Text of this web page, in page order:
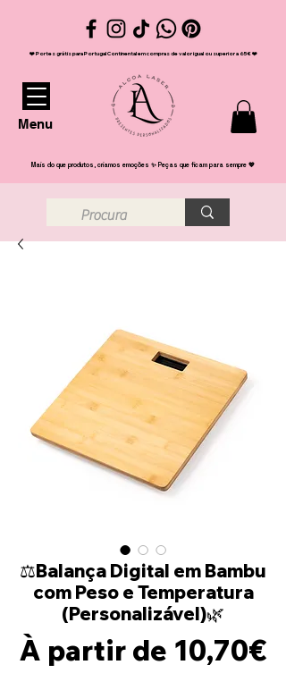
❤️ Portes grátis para Portugal Continental em compras de valor igual ou superior a 65€ ❤️
Menu
Mais do que produtos, criamos emoções ✨ Peças que ficam para sempre 💖
⚖️Balança Digital em Bambu
com Peso e Temperatura
(Personalizável)🌿
À partir de 10,70€